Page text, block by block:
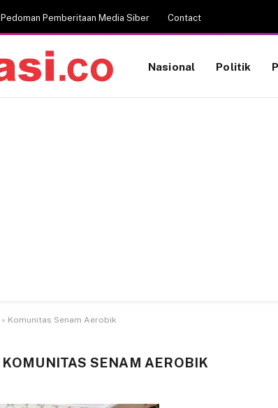
Pedoman Pemberitaan Media Siber Contact
Nasional Politik
» Komunitas Senam Aerobik
KOMUNITAS SENAM AEROBIK